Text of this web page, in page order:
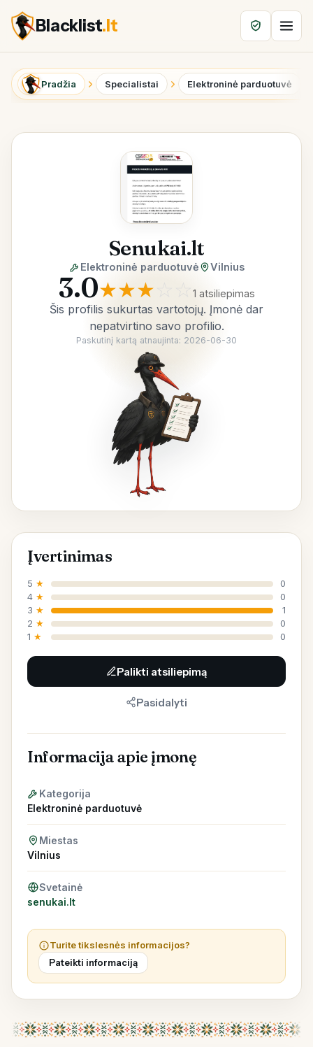
Blacklist.lt
Pradžia Specialistai Elektroninė parduotuvė
Senukai.lt
Elektroninė parduotuvė Vilnius
3.0★★★ ☆ 1 atsiliepimas
Šis profilis sukurtas vartotojų. Įmonė dar
nepatvirtino savo profilio.
Paskutinį kartą atnaujinta: 2026-06-30
Įvertinimas
5 ★
0
4 ★
0
3 ★
1
2 ★
0
1 ★ 0
Palikti atsiliepimą
Pasidalyti
Informacija apie įmonę
Kategorija
Elektroninė parduotuvė
Miestas
Vilnius
Svetainė
senukai.lt
Turite tikslesnės informacijos?
Pateikti informaciją